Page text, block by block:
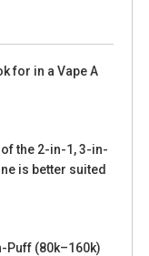
for in a Vape A
the 2-in-1, 3-in-
is better suited
Puff (80k–160k)